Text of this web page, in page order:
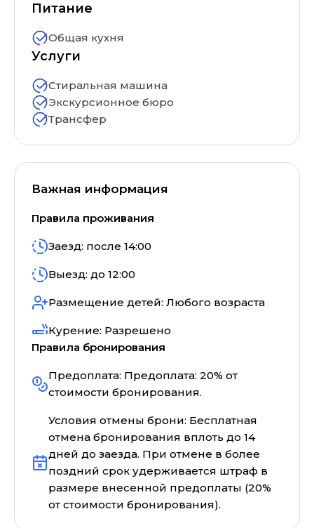
Питание
Общая кухня
Услуги
Стиральная машина
Экскурсионное бюро
Трансфер
Важная информация
Правила проживания
Заезд: после 14:00
Выезд: до 12:00
Размещение детей: Любого возраста
Курение: Разрешено
Правила бронирования
Предоплата: Предоплата: 20% от
стоимости бронирования.
Условия отмены брони: Бесплатная
отмена бронирования вплоть до 14
дней до заезда. При отмене в более
поздний срок удерживается штраф в
размере внесенной предоплаты (20%
от стоимости бронирования).